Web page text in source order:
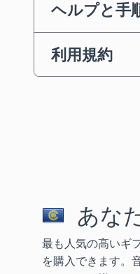
ヘルプと手
利用規約
あな
最も人気の高いギ
を購入できます。